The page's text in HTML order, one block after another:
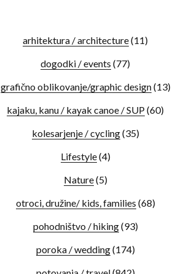
arhitektura / architecture(11)
dogodki / events (77)
grafično oblikovanje/graphic design(13)
kajaku, kanu / kayak canoe / SUP(60)
kolesarjenje / cycling(35)
Lifestyle(4)
Nature(5)
otroci, družine/ kids, families (68)
pohodništvo / hiking(93)
poroka / wedding(174)